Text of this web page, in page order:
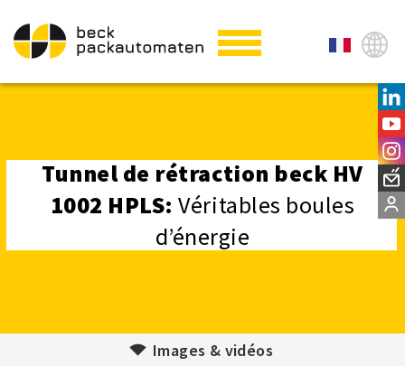
Tunnel de rétraction beck HV
1002 HPLS:Véritables boules
d’énergie
Images & vidéos